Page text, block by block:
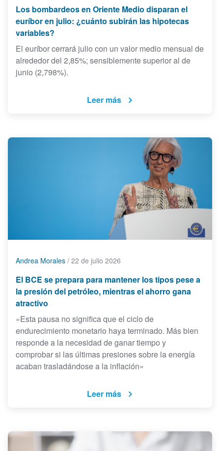
Los bombardeos en Oriente Medio disparan el
euríbor en julio: ¿cuánto subirán las hipotecas
variables?
El euríbor cerrará julio con un valor medio mensual de
alrededor del 2,85%; sensiblemente superior al de
junio (2,798%).
Leer más
Andrea Morales / 22 de julio 2026
El BCE se prepara para mantener los tipos pese a
la presión del petróleo, mientras el ahorro gana
atractivo
«Esta pausa no significa que el ciclo de
endurecimiento monetario haya terminado. Más bien
responde a la necesidad de ganar tiempo y
comprobar si las últimas presiones sobre la energía
acaban trasladándose a la inflación»
Leer más